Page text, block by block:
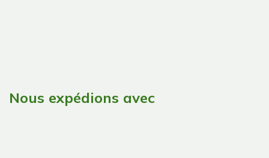
Nous expédions avec